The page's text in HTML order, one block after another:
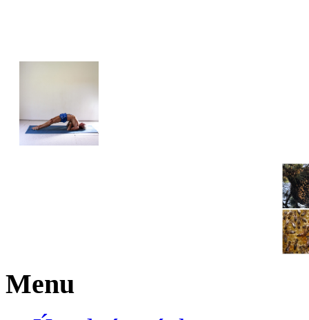
Menu